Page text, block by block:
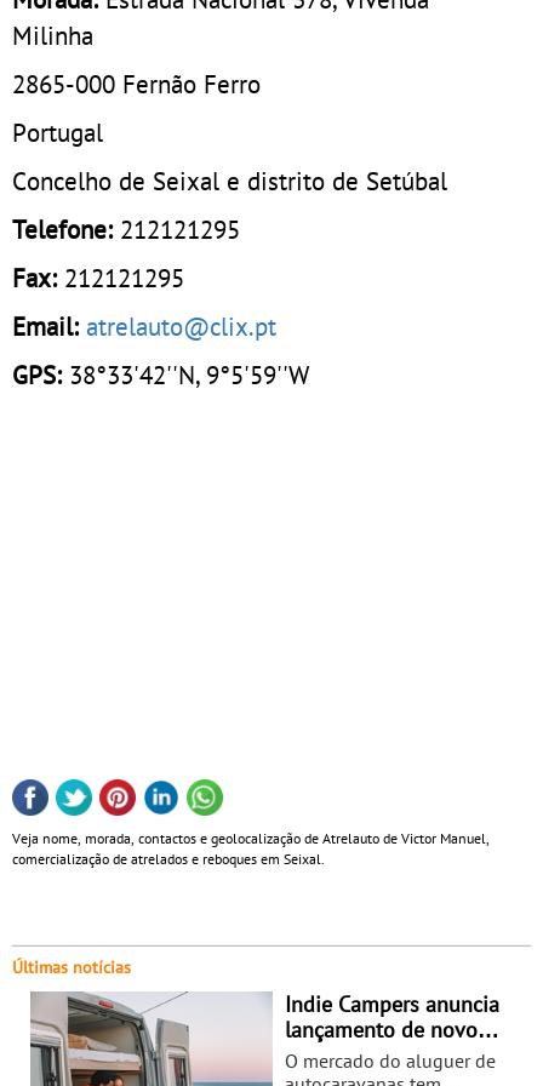
Milinha
2865-000 Fernão Ferro
Portugal
Concelho de Seixal e distrito de Setúbal
Telefone: 212121295
Fax: 212121295
Email: atrelauto@clix.pt
GPS:38°33'42''N, 9°5'59''W
Veja nome, morada, contactos e geolocalização de Atrelauto de Victor Manuel,
comercialização de atrelados e reboques em Seixal.
Últimas notícias
Indie Campers anuncia
lançamento de novo
marketplace de aluguer
de autocaravanas
O mercado do aluguer de